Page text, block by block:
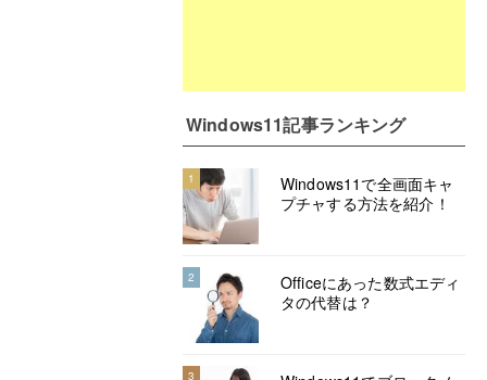
Windows11記事ランキング
1
Windows11で全画面キャ
プチャする方法を紹介！
2
Officeにあった数式エディ
タの代替は？
3